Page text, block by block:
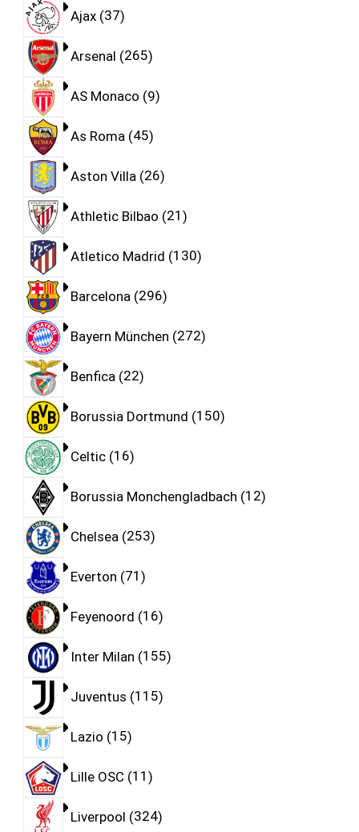
Ajax 37
Arsenal 265
AS Monaco 9
As Roma 45
Aston Villa 26
Athletic Bilbao 21
Atletico Madrid 130
Barcelona 296
Bayern München 272
Benfica 22
Borussia Dortmund 150
Celtic 16
Borussia Monchengladbach 12
Chelsea 253
Everton 71
Feyenoord 16
Inter Milan 155
Juventus 115
Lazio 15
Lille OSC 11
Liverpool 324